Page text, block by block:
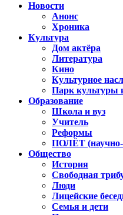
Новости
Анонс
Хроника
Культура
Дом актёра
Литература
Кино
Культурное
Парк культуры
Образование
Школа и вуз
Учитель
Реформы
ПОЛЁТ (научно-
Общество
История
Свободная
Люди
Лицейские
Семья и дети